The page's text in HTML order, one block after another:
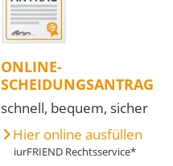
ONLINE-
SCHEIDUNGSANTRAG
schnell, bequem, sicher
Hier online ausfüllen
iurFRIEND Rechtsservice*